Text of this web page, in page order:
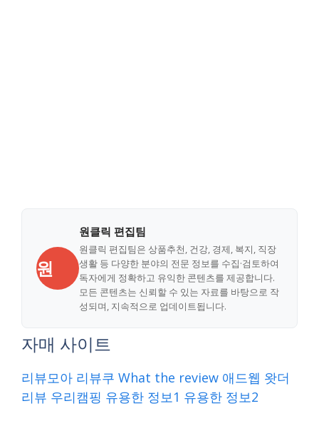
원
원클릭 편집팀
원클릭 편집팀은 상품추천, 건강, 경제, 복지, 직장
생활 등 다양한 분야의 전문 정보를 수집·검토하여
독자에게 정확하고 유익한 콘텐츠를 제공합니다.
모든 콘텐츠는 신뢰할 수 있는 자료를 바탕으로 작
성되며, 지속적으로 업데이트됩니다.
자매 사이트
리뷰모아 리뷰쿠 What the review 애드웹 왓더
리뷰 우리캠핑 유용한 정보1 유용한 정보2